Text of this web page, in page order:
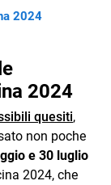
2024
2024
quesiti,
non poche
e 30 luglio
2024, che